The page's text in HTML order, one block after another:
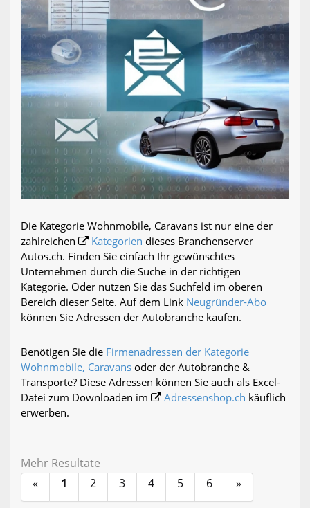
Die Kategorie Wohnmobile, Caravans ist nur eine der
zahlreichen
Kategorien dieses Branchenserver
Autos.ch. Finden Sie einfach Ihr gewünschtes
Unternehmen durch die Suche in der richtigen
Kategorie. Oder nutzen Sie das Suchfeld im oberen
Bereich dieser Seite. Auf dem Link Neugründer-Abo
können Sie Adressen der Autobranche kaufen.
Benötigen Sie die Firmenadressen der Kategorie
Wohnmobile, Caravans oder der Autobranche &
Transporte? Diese Adressen können Sie auch als Excel-
Datei zum Downloaden im
Adressenshop.ch käuflich
erwerben.
Mehr Resultate
«
1 2 3 4 5 6 »